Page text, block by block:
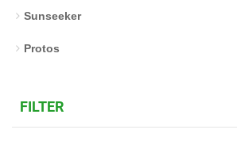
Sunseeker
Protos
FILTER